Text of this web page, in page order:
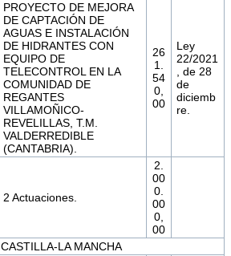
PROYECTO DE MEJORA
DE CAPTACIÓN DE
AGUAS E INSTALACIÓN
DE HIDRANTES CON
EQUIPO DE
TELECONTROL EN LA
COMUNIDAD DE
REGANTES
VILLAMOÑICO-
REVELILLAS, T.M.
VALDERREDIBLE
(CANTABRIA).
26
1.
54
0,
00
Ley
22/2021
, de 28
de
diciemb
re.
2 Actuaciones.
2.
00
0.
00
0,
00
CASTILLA-LA MANCHA